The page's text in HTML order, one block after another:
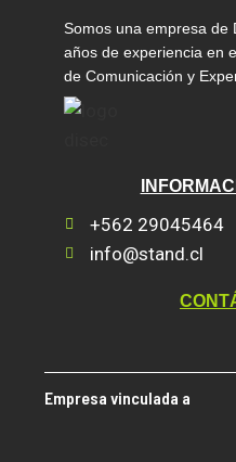
Somos una empresa de
años de experiencia en
de Comunicación y
+562 29045464
info@stand.cl
Empresa vinculada a